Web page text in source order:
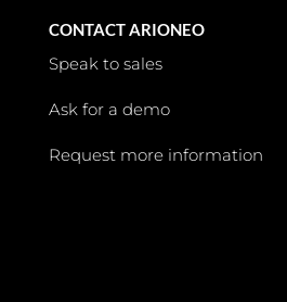
CONTACT ARIONEO
Speak to sales
Ask for a demo
Request more information